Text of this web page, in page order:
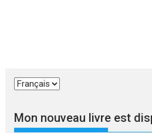
Choisir
langue
Mon nouveau livre est